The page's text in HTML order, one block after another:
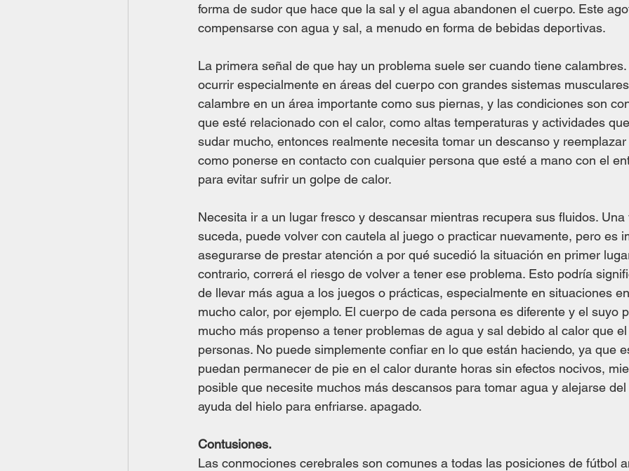
forma de sudor que hace que la sal y el agua abandonen el cuerpo. Este
compensarse con agua y sal, a menudo en forma de bebidas deportivas.
La primera señal de que hay un problema suele ser cuando tiene
ocurrir especialmente en áreas del cuerpo con grandes sistemas
calambre en un área importante como sus piernas, y las condiciones son
que esté relacionado con el calor, como altas temperaturas y actividades
sudar mucho, entonces realmente necesita tomar un descanso y
como ponerse en contacto con cualquier persona que esté a mano con el
para evitar sufrir un golpe de calor.
Necesita ir a un lugar fresco y descansar mientras recupera sus fluidos.
suceda, puede volver con cautela al juego o practicar nuevamente, pero es
asegurarse de prestar atención a por qué sucedió la situación en primer
contrario, correrá el riesgo de volver a tener ese problema. Esto podría
de llevar más agua a los juegos o prácticas, especialmente en situaciones
mucho calor, por ejemplo. El cuerpo de cada persona es diferente y el suyo
mucho más propenso a tener problemas de agua y sal debido al calor que
personas. No puede simplemente confiar en lo que están haciendo, ya que
puedan permanecer de pie en el calor durante horas sin efectos nocivos,
posible que necesite muchos más descansos para tomar agua y alejarse
ayuda del hielo para enfriarse. apagado.
Contusiones.
Las conmociones cerebrales son comunes a todas las posiciones de fútbol